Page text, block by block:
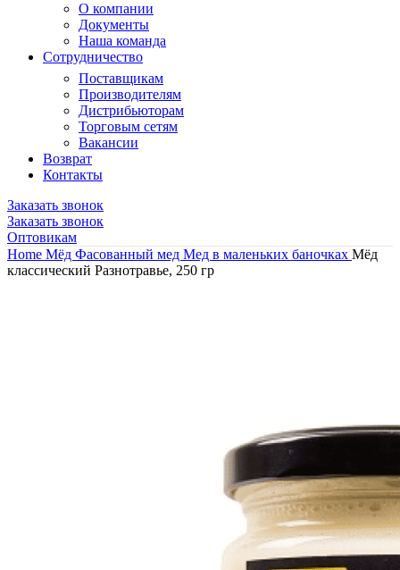
О компании
Документы
Наша команда
Сотрудничество
Поставщикам
Производителям
Дистрибьюторам
Торговым сетям
Вакансии
Возврат
Контакты
Заказать звонок
Заказать звонок
Оптовикам
Home Мёд Фасованный мед Мед в маленьких баночках Мёд
классический Разнотравье, 250 гр